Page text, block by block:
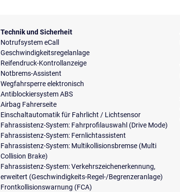
Technik und Sicherheit
Notrufsystem eCall
Geschwindigkeitsregelanlage
Reifendruck-Kontrollanzeige
Notbrems-Assistent
Wegfahrsperre elektronisch
Antiblockiersystem ABS
Airbag Fahrerseite
Einschaltautomatik für Fahrlicht / Lichtsensor
Fahrassistenz-System: Fahrprofilauswahl (Drive Mode)
Fahrassistenz-System: Fernlichtassistent
Fahrassistenz-System: Multikollisionsbremse (Multi
Collision Brake)
Fahrassistenz-System: Verkehrszeichenerkennung,
erweitert (Geschwindigkeits-Regel-/Begrenzeranlage)
Frontkollisionswarnung (FCA)